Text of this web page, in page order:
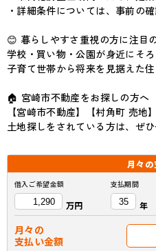
・詳細条件については、事前の
😊 暮らしやすさ重視の方に注目
学校・買い物・公園が身近にそろ
子育て世帯から将来を見据えた
🏠 宮崎市不動産をお探しの方へ
【宮崎市不動産】【村角町 売
土地探しをされている方は、ぜ
月々の
借入ご希望金額
万円
支払期間
年
月々の
支払い金額